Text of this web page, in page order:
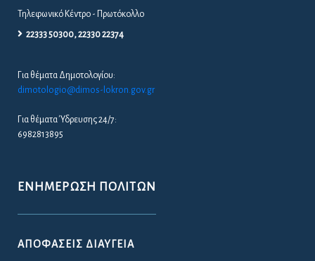
Τηλεφωνικό Κέντρο - Πρωτόκολλο
22333 50300, 22330 22374
Για θέματα Δημοτολογίου:
dimotologio@dimos-lokron.gov.gr
Για θέματα Ύδρευσης 24/7:
6982813895
ΕΝΗΜΈΡΩΣΗ ΠΟΛΙΤΏΝ
ΑΠΟΦΆΣΕΙΣ ΔΙΑΎΓΕΙΑ